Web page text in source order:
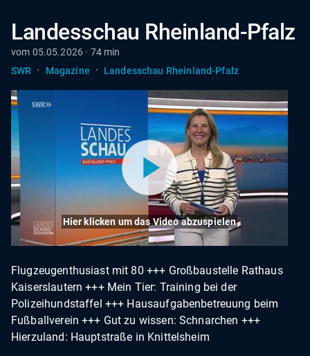
Landesschau Rheinland-Pfalz
vom 05.05.2026 · 74 min
SWR
· Magazine · Landesschau Rheinland-Pfalz
Hier klicken um das Video abzuspielen
Flugzeugenthusiast mit 80 +++ Großbaustelle Rathaus
Kaiserslautern +++ Mein Tier: Training bei der
Polizeihundstaffel +++ Hausaufgabenbetreuung beim
Fußballverein +++ Gut zu wissen: Schnarchen +++
Hierzuland: Hauptstraße in Knittelsheim